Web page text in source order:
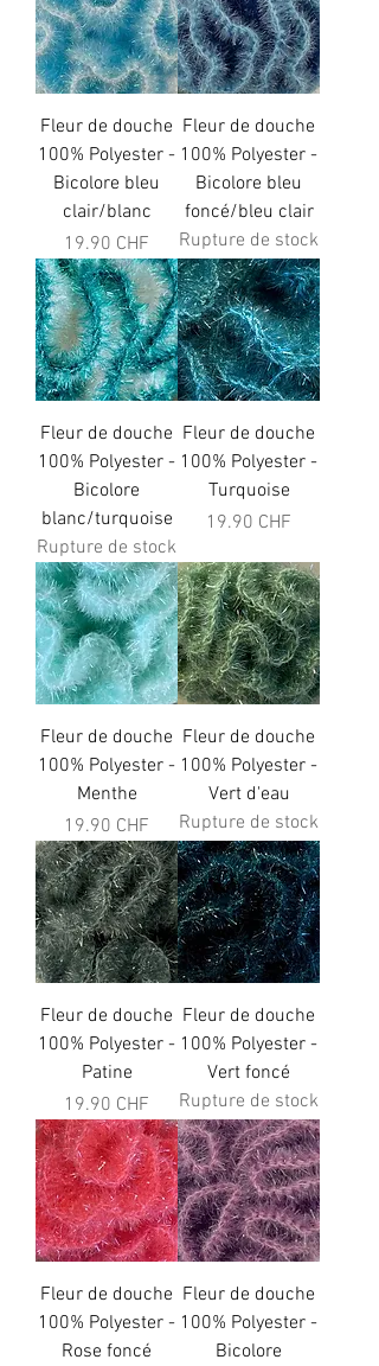
Fleur de douche
100% Polyester -
Bicolore bleu
clair/blanc
Prix
19.90 CHF
Fleur de douche
100% Polyester -
Bicolore bleu
foncé/bleu clair
Rupture de stock
Fleur de douche
100% Polyester -
Bicolore
blanc/turquoise
Rupture de stock
Fleur de douche
100% Polyester -
Turquoise
Prix
19.90 CHF
Fleur de douche
100% Polyester -
Menthe
Prix
19.90 CHF
Fleur de douche
100% Polyester -
Vert d'eau
Rupture de stock
Fleur de douche
100% Polyester -
Patine
Prix
19.90 CHF
Fleur de douche
100% Polyester -
Vert foncé
Rupture de stock
Fleur de douche
100% Polyester -
Rose foncé
Fleur de douche
100% Polyester -
Bicolore